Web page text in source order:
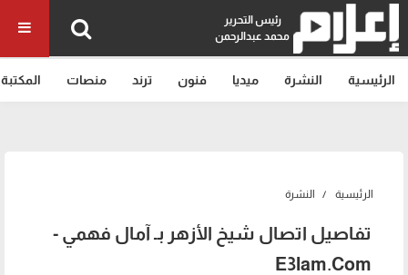
رئيس التحرير
محمد عبدالرحمن
الرئيسية النشرة ميديا فنون ترند منصات المكتبة
الرئيسية النشرة
تفاصيل اتصال شيخ الأزهر بـ آمال فهمي -
E3lam.Com